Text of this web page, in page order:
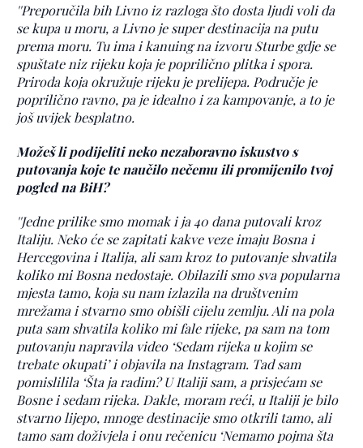
''Preporučila bih Livno iz razloga što dosta ljudi voli da
se kupa u moru, a Livno je super destinacija na putu
prema moru. Tu ima i kanuing na izvoru Sturbe gdje se
spuštate niz rijeku koja je poprilično plitka i spora.
Priroda koja okružuje rijeku je prelijepa. Područje je
poprilično ravno, pa je idealno i za kampovanje, a to je
još uvijek besplatno.
Možeš li podijeliti neko nezaboravno iskustvo s
putovanja koje te naučilo nečemu ili promijenilo tvoj
pogled na BiH?
''Jedne prilike smo momak i ja 40 dana putovali kroz
Italiju. Neko će se zapitati kakve veze imaju Bosna i
Hercegovina i Italija, ali sam kroz to putovanje shvatila
koliko mi Bosna nedostaje. Obilazili smo sva popularna
mjesta tamo, koja su nam izlazila na društvenim
mrežama i stvarno smo obišli cijelu zemlju. Ali na pola
puta sam shvatila koliko mi fale rijeke, pa sam na tom
putovanju napravila video ‘Sedam rijeka u kojim se
trebate okupati’ i objavila na Instagram. Tad sam
pomislilila ‘Šta ja radim? U Italiji sam, a prisjećam se
Bosne i sedam rijeka. Dakle, moram reći, u Italiji je bilo
stvarno lijepo, mnoge destinacije smo otkrili tamo, ali
tamo sam doživjela i onu rečenicu ‘Nemamo pojma šta